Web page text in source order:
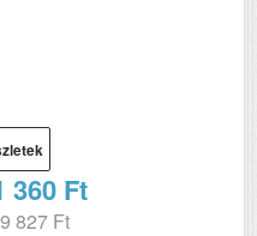
360 Ft
827 Ft